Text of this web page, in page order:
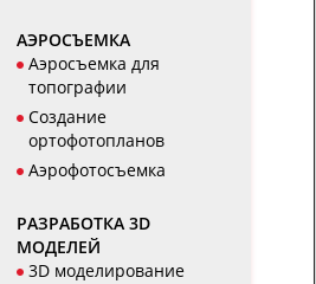
АЭРОСЪЕМКА
Аэросъемка для
топографии
Создание
ортофотопланов
Аэрофотосъемка
РАЗРАБОТКА 3D
МОДЕЛЕЙ
3D моделирование